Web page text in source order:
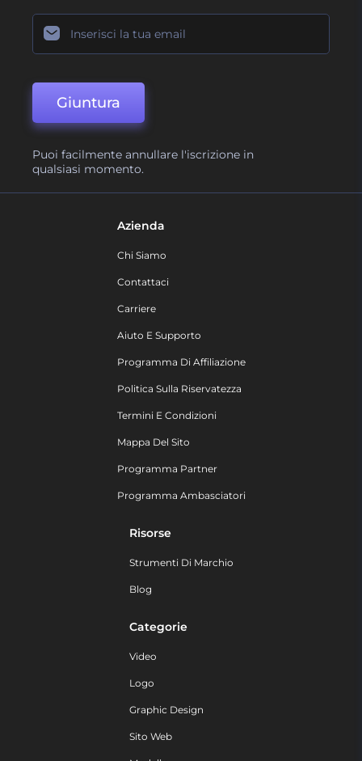
Giuntura
Puoi facilmente annullare l'iscrizione in
qualsiasi momento.
Azienda
Chi Siamo
Contattaci
Carriere
Aiuto E Supporto
Programma Di Affiliazione
Politica Sulla Riservatezza
Termini E Condizioni
Mappa Del Sito
Programma Partner
Programma Ambasciatori
Risorse
Strumenti Di Marchio
Blog
Categorie
Video
Logo
Graphic Design
Sito Web